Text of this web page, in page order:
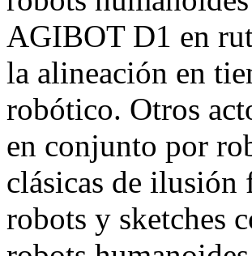
AGIBOT D1 en
la alineación en
robótico. Otros
en conjunto por
clásicas de ilusión
robots y sketches